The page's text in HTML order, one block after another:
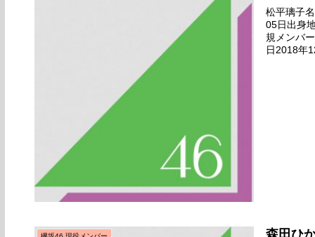
松平璃子
05日出身
規メンバ
日2018年